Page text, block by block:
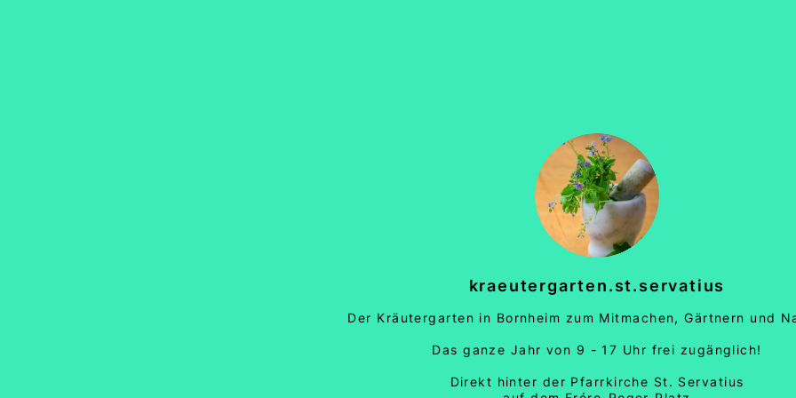
kraeutergarten.st.servatius
Der Kräutergarten in Bornheim zum Mitmachen, Gärtnern und
Das ganze Jahr von 9 - 17 Uhr frei zugänglich!
Direkt hinter der Pfarrkirche St. Servatius